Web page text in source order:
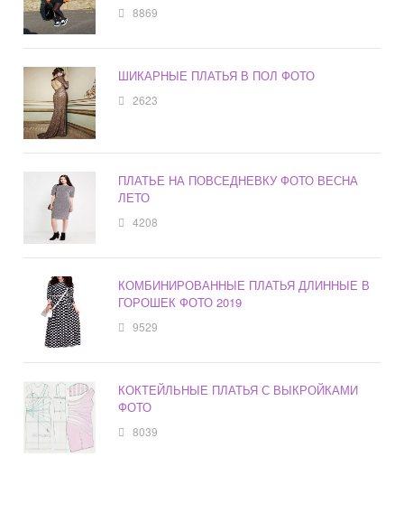
8869
ШИКАРНЫЕ ПЛАТЬЯ В ПОЛ ФОТО
2623
ПЛАТЬЕ НА ПОВСЕДНЕВКУ ФОТО ВЕСНА
ЛЕТО
4208
КОМБИНИРОВАННЫЕ ПЛАТЬЯ ДЛИННЫЕ В
ГОРОШЕК ФОТО 2019
9529
КОКТЕЙЛЬНЫЕ ПЛАТЬЯ С ВЫКРОЙКАМИ
ФОТО
8039